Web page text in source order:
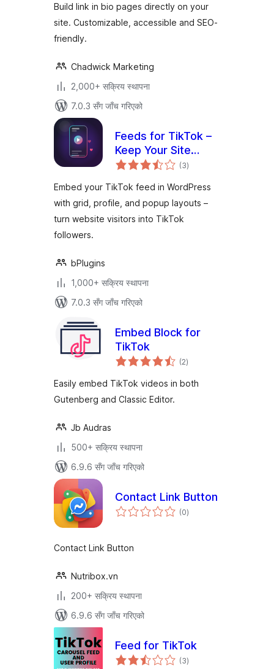
Build link in bio pages directly on your
site. Customizable, accessible and SEO-
friendly.
Chadwick Marketing
2,000+ सक्रिय स्थापना
7.0.3 सँग जाँच गरिएको
Feeds for TikTok –
Keep Your Site
Fresh with Your
(3कुल
रेटिङ्गहरू
)
Embed your TikTok feed in WordPress
with grid, profile, and popup layouts –
turn website visitors into TikTok
followers.
bPlugins
1,000+ सक्रिय स्थापना
7.0.3 सँग जाँच गरिएको
Embed Block for
TikTok
(2कुल
रेटिङ्गहरू
)
Easily embed TikTok videos in both
Gutenberg and Classic Editor.
Jb Audras
500+ सक्रिय स्थापना
6.9.6 सँग जाँच गरिएको
Contact Link Button
(0कुल
रेटिङ्गहरू
)
Contact Link Button
Nutribox.vn
200+ सक्रिय स्थापना
6.9.6 सँग जाँच गरिएको
Feed for TikTok
(3कुल
रेटिङ्गहरू
)